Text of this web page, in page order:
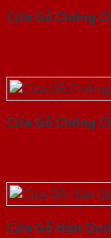
Cửa Gỗ Chống
Cửa Gỗ Chống
Cửa Gỗ Hàn